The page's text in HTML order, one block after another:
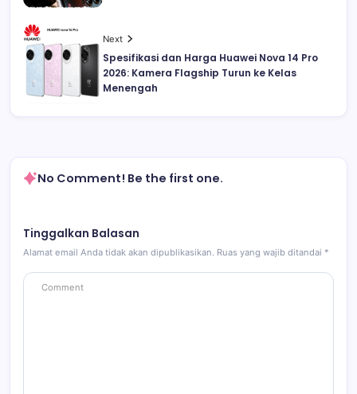
Next
Spesifikasi dan Harga Huawei Nova 14 Pro
2026: Kamera Flagship Turun ke Kelas
Menengah
No Comment! Be the first one.
Tinggalkan Balasan
Alamat email Anda tidak akan dipublikasikan. Ruas yang wajib ditandai *